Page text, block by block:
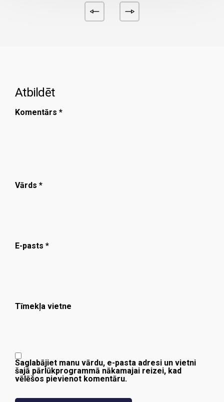
Atbildēt
Komentārs *
Vārds *
E-pasts *
Tīmekļa vietne
Saglabājiet manu vārdu, e-pasta adresi un vietni
šajā pārlūkprogrammā nākamajai reizei, kad
vēlēšos pievienot komentāru.